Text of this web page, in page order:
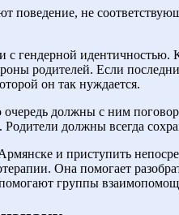
поведение, не
гендерной
родителей. Если
он так нуждается.
должны с ним
Родители должны всегда
и приступить
Она помогает
группы